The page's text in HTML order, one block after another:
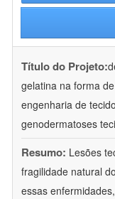
Título do Projeto:
gelatina na forma
engenharia de
genodermatoses
Resumo: Lesões
fragilidade natural
essas